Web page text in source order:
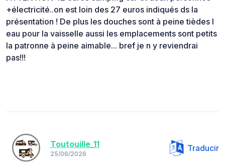
+électricité..on est loin des 27 euros indiqués ds la
présentation ! De plus les douches sont à peine tièdes l
eau pour la vaisselle aussi les emplacements sont petits
la patronne à peine aimable... bref je n y reviendrai
pas!!!
Toutouille_11
25/06/2026
Traducir